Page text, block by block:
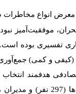
معرض انواع مخاطرات
موفقیت‌آمیز
تفسیری بوده
هدفمند
سازمان مدیریت بحران